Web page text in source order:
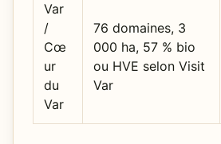
Var
/
Cœ
ur
du
Var
76 domaines, 3
000 ha, 57 % bio
ou HVE selon Visit
Var